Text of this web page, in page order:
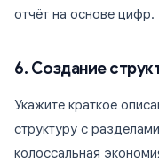
отчёт на основе цифр.
6. Создание
Укажите краткое
структуру с
колоссальная